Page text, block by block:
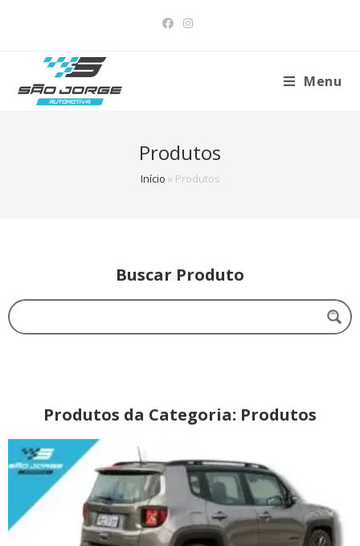
Menu
Produtos
Início » Produtos
Buscar Produto
Produtos da Categoria: Produtos